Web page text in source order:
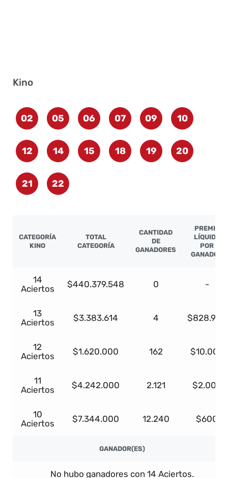
Kino
02 05 06 07 09 10
12 14 15 18 19 20
21 22
CATEGORÍA
KINO
TOTAL
CATEGORÍA
CANTIDAD
DE
GANADORES
PREMIO
LÍQUIDO
POR
GANADOR
14
Aciertos
$440.379.548 0 -
13
Aciertos
$3.383.614 4 $828.985
12
Aciertos
$1.620.000 162 $10.000
11
Aciertos
$4.242.000 2.121 $2.000
10
Aciertos
$7.344.000 12.240 $600
GANADOR(ES)
No hubo ganadores con 14 Aciertos.